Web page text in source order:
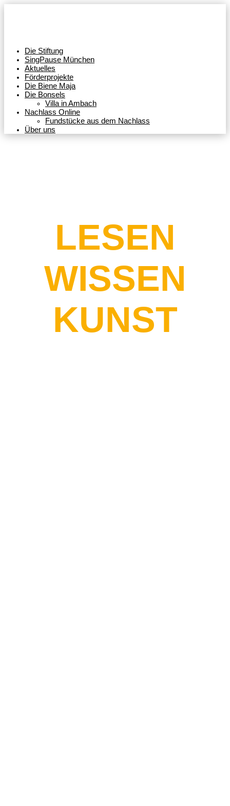
Die Stiftung
SingPause München
Aktuelles
Förderprojekte
Die Biene Maja
Die Bonsels
Villa in Ambach
Nachlass Online
Fundstücke aus dem Nachlass
Über uns
LESEN
WISSEN
KUNST